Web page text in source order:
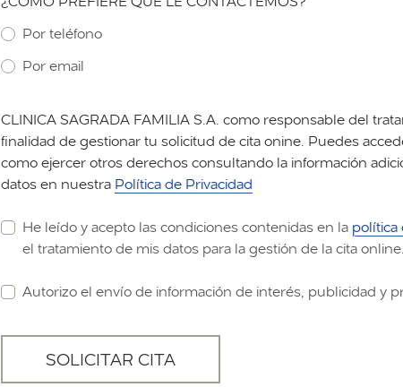
Por teléfono
Por email
CLINICA SAGRADA FAMILIA S.A. como responsable del
finalidad de gestionar tu solicitud de cita onine. Puedes
como ejercer otros derechos consultando la información
datos en nuestra Política de Privacidad
He leído y acepto las condiciones contenidas en la política
el tratamiento de mis datos para la gestión de la cita online.
Autorizo el envío de información de interés, publicidad y
SOLICITAR CITA